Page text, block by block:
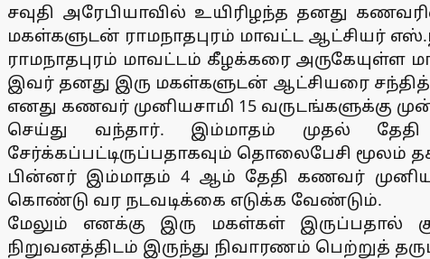
சவுதி அரேபியாவில் உயிரிழந்த தனது
மகள்களுடன் ராமநாதபுரம் மாவட்ட ஆட்சியர்
ராமநாதபுரம் மாவட்டம் கீழக்கரை அருகேயுள்ள
இவர் தனது இரு மகள்களுடன் ஆட்சியரை
எனது கணவர் முனியசாமி 15 வருடங்களுக்கு
செய்து வந்தார். இம்மாதம் முதல் தேதி
சேர்க்கப்பட்டிருப்பதாகவும் தொலைபேசி மூலம்
பின்னர் இம்மாதம் 4 ஆம் தேதி கணவர்
கொண்டு வர நடவடிக்கை எடுக்க வேண்டும்.
மேலும் எனக்கு இரு மகள்கள் இருப்பதால்
நிறுவனத்திடம் இருந்து நிவாரணம் பெற்றுத்